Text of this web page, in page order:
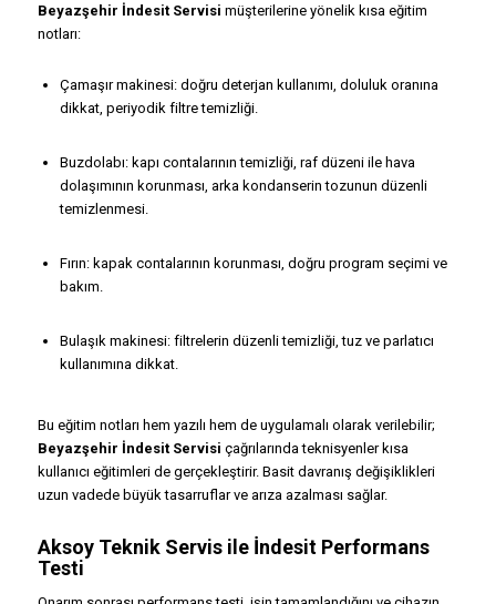
Beyazşehir İndesit Servisi müşterilerine yönelik kısa eğitim
notları:
Çamaşır makinesi: doğru deterjan kullanımı, doluluk oranına
dikkat, periyodik filtre temizliği.
Buzdolabı: kapı contalarının temizliği, raf düzeni ile hava
dolaşımının korunması, arka kondanserin tozunun düzenli
temizlenmesi.
Fırın: kapak contalarının korunması, doğru program seçimi ve
bakım.
Bulaşık makinesi: filtrelerin düzenli temizliği, tuz ve parlatıcı
kullanımına dikkat.
Bu eğitim notları hem yazılı hem de uygulamalı olarak verilebilir;
Beyazşehir İndesit Servisi çağrılarında teknisyenler kısa
kullanıcı eğitimleri de gerçekleştirir. Basit davranış değişiklikleri
uzun vadede büyük tasarruflar ve arıza azalması sağlar.
Aksoy Teknik Servis ile İndesit Performans
Testi